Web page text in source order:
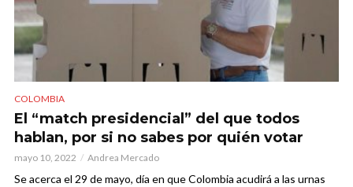
COLOMBIA
El “match presidencial” del que todos
hablan, por si no sabes por quién votar
mayo 10, 2022 Andrea Mercado
Se acerca el 29 de mayo, día en que Colombia acudirá a las urnas